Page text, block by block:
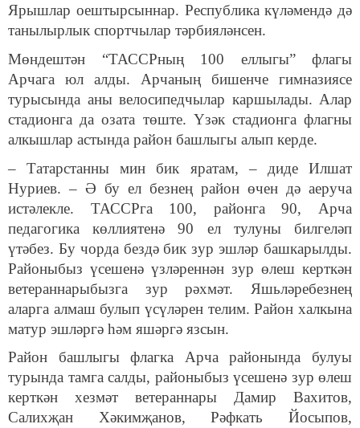
Ярышлар оештырсыннар. Республика күләмендә дә
танылырлык спортчылар тәрбияләнсен.
Мөндештән “ТАССРның 100 еллыгы” флагы
Арчага юл алды. Арчаның бишенче гимназиясе
турысында аны велосипедчылар каршылады. Алар
стадионга да озата төште. Үзәк стадионга флагны
алкышлар астында район башлыгы алып керде.
– Татарстанны мин бик яратам, – диде Илшат
Нуриев. – Ә бу ел безнең район өчен дә аеруча
истәлекле. ТАССРга 100, районга 90, Арча
педагогика көллиятенә 90 ел тулуны билгеләп
үтәбез. Бу чорда бездә бик зур эшләр башкарылды.
Районыбыз үсешенә үзләреннән зур өлеш керткән
ветераннарыбызга зур рәхмәт. Яшьләребезнең
аларга алмаш булып үсүләрен телим. Район халкына
матур эшләргә һәм яшәргә язсын.
Район башлыгы флагка Арча районында булуы
турында тамга салды, районыбыз үсешенә зур өлеш
керткән хезмәт ветераннары Дамир Вахитов,
Салихҗан Хәкимҗанов, Рәфкать Йосыпов,